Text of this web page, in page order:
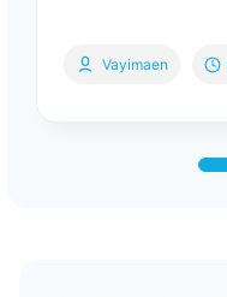
Vayimaen